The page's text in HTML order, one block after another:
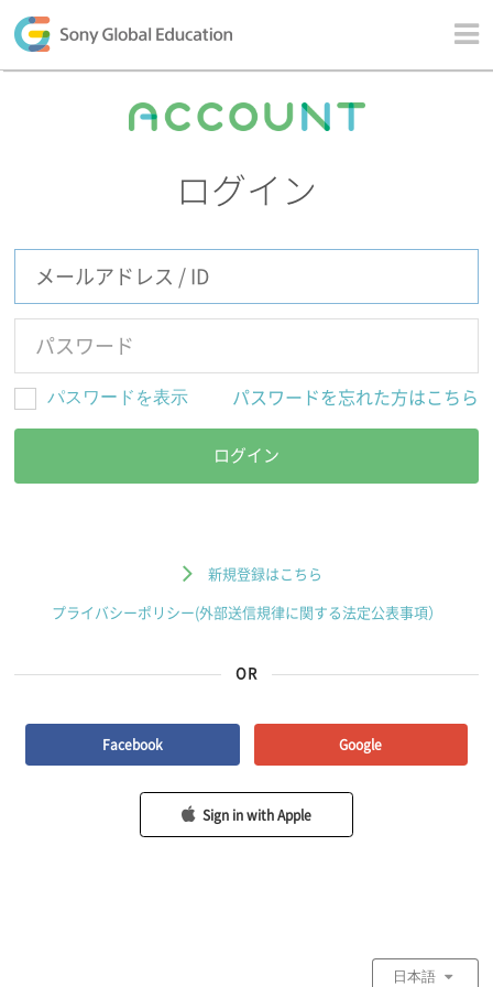
ログイン
パスワードを表示 パスワードを忘れた方はこちら
新規登録はこちら
プライバシーポリシー(外部送信規律に関する法定公表事項）
OR
Facebook Google
Sign in with Apple
日本語